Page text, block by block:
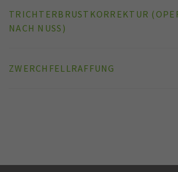
TRICHTERBRUSTKORREKTUR
NACH NUSS)
ZWERCHFELLRAFFUNG